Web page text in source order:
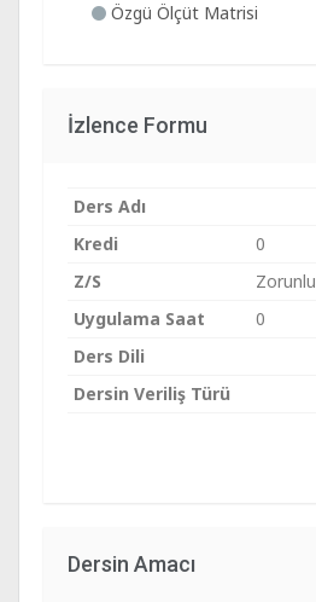
Özgü Ölçüt Matrisi
İzlence Formu
Ders Adı
Kredi
0
Z/S
Zorunlu
Uygulama Saat
0
Ders Dili
Dersin Veriliş Türü
Dersin Amacı